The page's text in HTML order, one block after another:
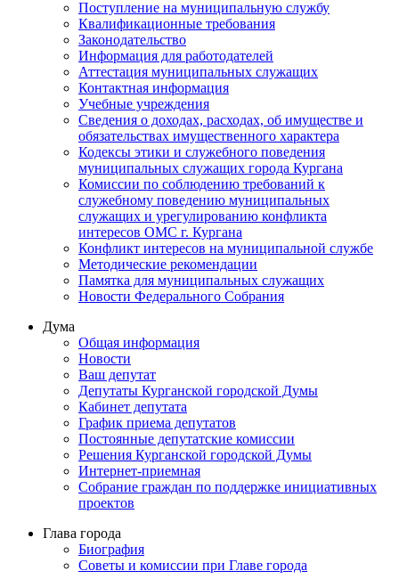
Поступление на муниципальную службу
Квалификационные требования
Законодательство
Информация для работодателей
Аттестация муниципальных служащих
Контактная информация
Учебные учреждения
Сведения о доходах, расходах, об имуществе и
обязательствах имущественного характера
Кодексы этики и служебного поведения
муниципальных служащих города Кургана
Комиссии по соблюдению требований к
служебному поведению муниципальных
служащих и урегулированию конфликта
интересов ОМС г. Кургана
Конфликт интересов на муниципальной службе
Методические рекомендации
Памятка для муниципальных служащих
Новости Федерального Cобрания
Дума
Общая информация
Новости
Ваш депутат
Депутаты Курганской городской Думы
Кабинет депутата
График приема депутатов
Постоянные депутатские комиссии
Решения Курганской городской Думы
Интернет-приемная
Собрание граждан по поддержке инициативных
проектов
Глава города
Биография
Советы и комиссии при Главе города